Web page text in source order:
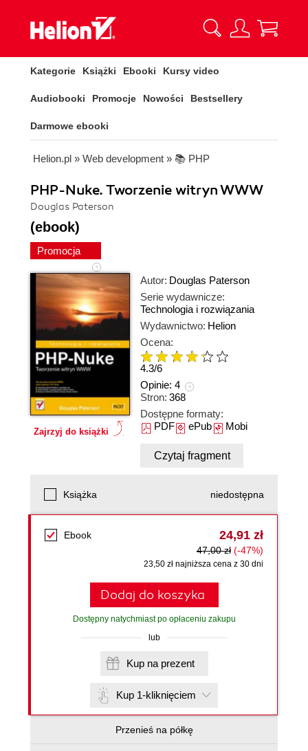
Kategorie Książki Ebooki Kursy video
Audiobooki Promocje Nowości Bestsellery
Darmowe ebooki
Helion.pl » Web development » 📚 PHP
PHP-Nuke. Tworzenie witryn WWW
Douglas Paterson
(ebook)
Promocja
Zajrzyj do książki
Autor: Douglas Paterson
Serie wydawnicze:
Technologia i rozwiązania
Wydawnictwo: Helion
Ocena:
4.3/6
Opinie: 4
Stron: 368
Dostępne formaty:
PDFePubMobi
Czytaj fragment
Książka niedostępna
Ebook 24,91 zł
47,00 zł (-47%)
23,50 zł najniższa cena z 30 dni
Dodaj do koszyka
Dostępny natychmiast po opłaceniu zakupu
lub
Kup na prezent
Kup 1-kliknięciem
Przenieś na półkę